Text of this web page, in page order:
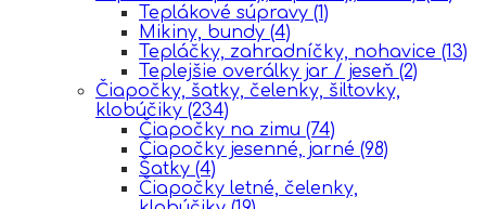
Teplákové súpravy (1)
Mikiny, bundy (4)
Tepláčky, zahradníčky, nohavice (13)
Teplejšie overálky jar / jeseň (2)
Čiapočky, šatky, čelenky, šiltovky,
klobúčiky (234)
Čiapočky na zimu (74)
Čiapočky jesenné, jarné (98)
Šatky (4)
Čiapočky letné, čelenky,